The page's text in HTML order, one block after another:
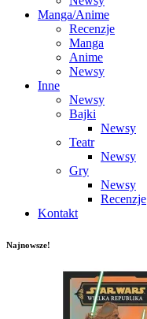
Manga/Anime
Recenzje
Manga
Anime
Newsy
Inne
Newsy
Bajki
Newsy
Teatr
Newsy
Gry
Newsy
Recenzje
Kontakt
Najnowsze!